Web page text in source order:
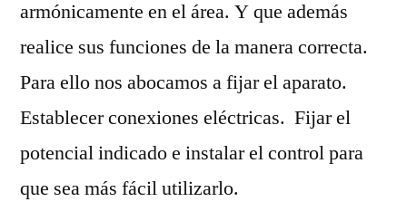
armónicamente en el área. Y que además
realice sus funciones de la manera correcta.
Para ello nos abocamos a fijar el aparato.
Establecer conexiones eléctricas. Fijar el
potencial indicado e instalar el control para
que sea más fácil utilizarlo.